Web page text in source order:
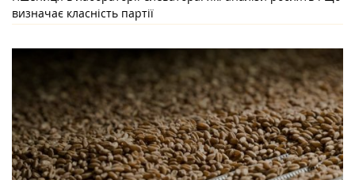
визначає класність партії